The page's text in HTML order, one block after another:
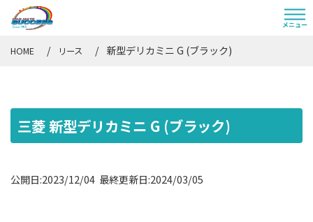
HOME リース 新型デリカミニ G (ブラック)
三菱 新型デリカミニ G (ブラック)
公開日:2023/12/04 最終更新日:2024/03/05